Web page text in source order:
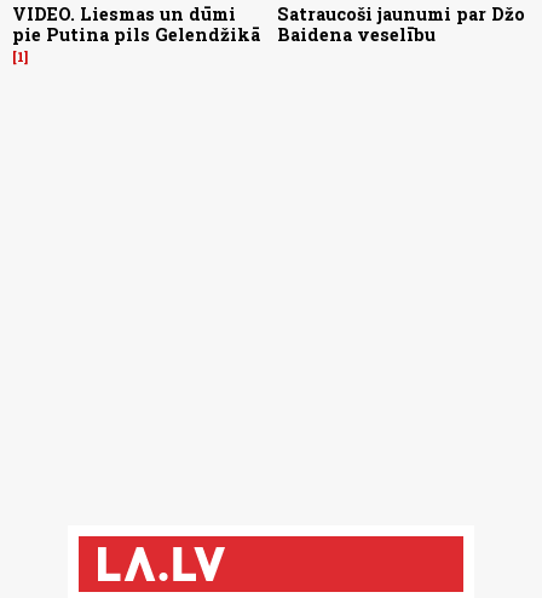
VIDEO. Liesmas un dūmi
pie Putina pils Gelendžikā
1
Satraucoši jaunumi par Džo
Baidena veselību